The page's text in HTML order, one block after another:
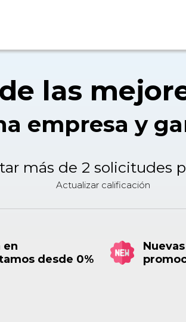
las
empresa y
más de 2 solicitudes
Actualizar calificación
en
desde 0%